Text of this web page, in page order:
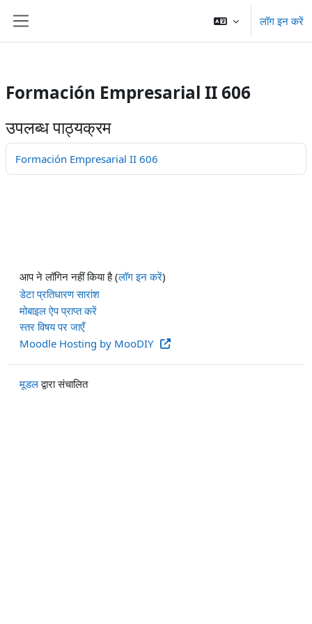
छोड़ कर मुख्य सामग्री पर जाएं
लॉग इन करें
Formación Empresarial II 606
उपलब्ध पाठ्यक्रम
Formación Empresarial II 606
आप ने लॉगिन नहीं किया है (लॉग इन करें)
डेटा प्रतिधारण सारांश
मोबाइल ऐप प्राप्त करें
स्तर विषय पर जाएँ
Moodle Hosting by MooDIY
मूडलद्वारा संचालित